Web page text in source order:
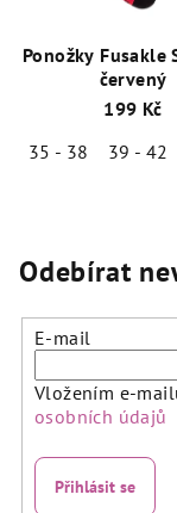
Ponožky Fusakle
červený
199 Kč
35 - 38
39 - 42
Odebírat
E-mail
Vložením e-
osobních údajů
Přihlásit se